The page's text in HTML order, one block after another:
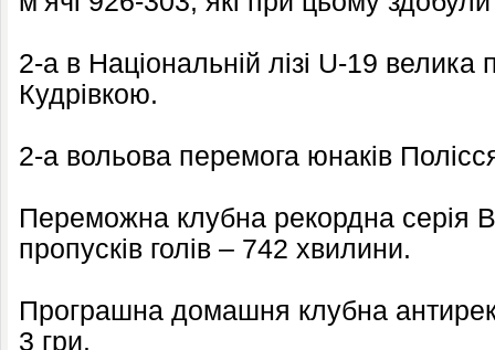
2-а в Національній лізі U-19
Кудрівкою.
2-а вольова перемога юнаків
Переможна клубна рекордна серія
пропусків голів – 742 хвилини.
Програшна домашня клубна
3 гри.